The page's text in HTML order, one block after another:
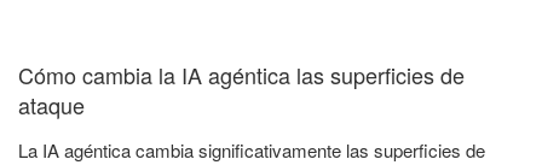
Cómo cambia la IA agéntica las superficies de
ataque
La IA agéntica cambia significativamente las superficies de